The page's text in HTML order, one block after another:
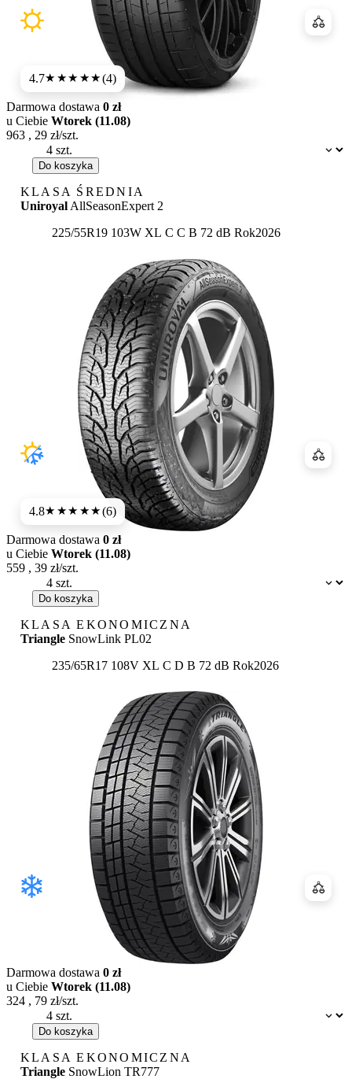
4.7★★★★★(4)
Dostępność:
Darmowa dostawa 0 zł
u Ciebie Wtorek (11.08)
963 , 29 zł/szt.
Do koszyka
KLASA ŚREDNIA
Uniroyal AllSeasonExpert 2
225/55R19 103W XL Etykieta:
C C B 72 dB Rok2026
4.8★★★★★(6)
Dostępność:
Darmowa dostawa 0 zł
u Ciebie Wtorek (11.08)
559 , 39 zł/szt.
Do koszyka
KLASA EKONOMICZNA
Triangle SnowLink PL02
235/65R17 108V XL Etykieta:
C D B 72 dB Rok2026
Dostępność:
Darmowa dostawa 0 zł
u Ciebie Wtorek (11.08)
324 , 79 zł/szt.
Do koszyka
KLASA EKONOMICZNA
Triangle SnowLion TR777